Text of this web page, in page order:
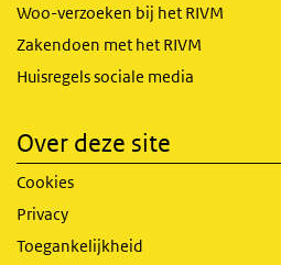
Woo-verzoeken bij het RIVM
Zakendoen met het RIVM
Huisregels sociale media
Over deze site
Cookies
Privacy
Toegankelijkheid